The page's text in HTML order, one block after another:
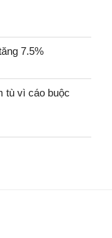
7.5%
tù vì cáo buộc